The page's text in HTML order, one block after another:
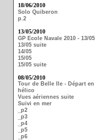
18/06/2010
Solo Quiberon
p.2
13/05/2010
GP Ecole Navale 2010 - 13/05
13/05 suite
14/05
15/05
15/05 suite
08/05/2010
Tour de Belle Ile - Départ en
hélico
Vues aériennes suite
Suivi en mer
_p2
_p3
_p4
_p5
_p6